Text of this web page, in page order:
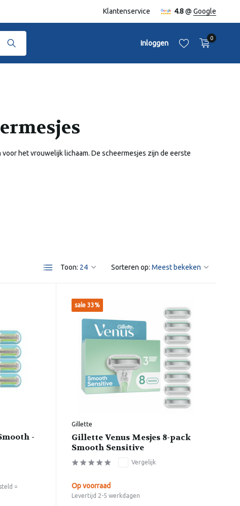
Klantenservice 4.8@ Google
Inloggen
0
het vrouwelijk lichaam. De scheermesjes zijn de eerste
Toon: Sorteren op:
-
=
sale 33%
Gillette
Gillette Venus Mesjes 8-pack
Smooth Sensitive
Vergelijk
Op voorraad
Levertijd 2-5 werkdagen